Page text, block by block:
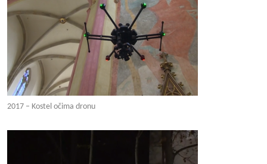
2017 – Kostel očima dronu